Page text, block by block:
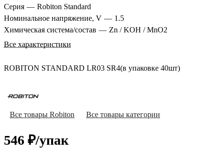
Серия — Robiton Standard
Номинальное напряжение, V — 1.5
Химическая система/состав — Zn / KOH / MnO2
Все характеристики
ROBITON STANDARD LR03 SR4(в упаковке 40шт)
Все товары Robiton Все товары категории
546 ₽/упак